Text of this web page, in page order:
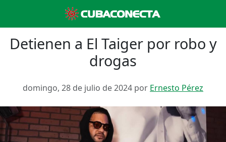
Detienen a El Taiger por robo y
drogas
domingo, 28 de julio de 2024 por Ernesto Pérez